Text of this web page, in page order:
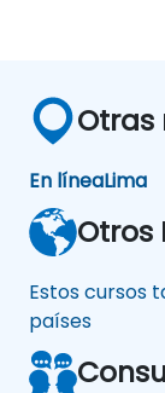
Otras
En líneaLima
Otros
Estos cursos
países